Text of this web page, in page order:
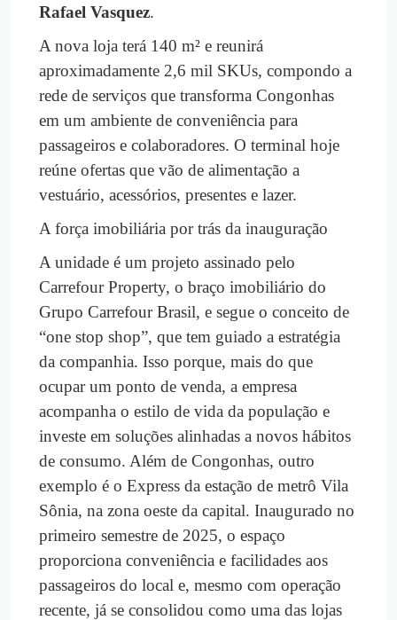
Rafael Vasquez.
A nova loja terá 140 m² e reunirá
aproximadamente 2,6 mil SKUs, compondo a
rede de serviços que transforma Congonhas
em um ambiente de conveniência para
passageiros e colaboradores. O terminal hoje
reúne ofertas que vão de alimentação a
vestuário, acessórios, presentes e lazer.
A força imobiliária por trás da inauguração
A unidade é um projeto assinado pelo
Carrefour Property, o braço imobiliário do
Grupo Carrefour Brasil, e segue o conceito de
“one stop shop”, que tem guiado a estratégia
da companhia. Isso porque, mais do que
ocupar um ponto de venda, a empresa
acompanha o estilo de vida da população e
investe em soluções alinhadas a novos hábitos
de consumo. Além de Congonhas, outro
exemplo é o Express da estação de metrô Vila
Sônia, na zona oeste da capital. Inaugurado no
primeiro semestre de 2025, o espaço
proporciona conveniência e facilidades aos
passageiros do local e, mesmo com operação
recente, já se consolidou como uma das lojas